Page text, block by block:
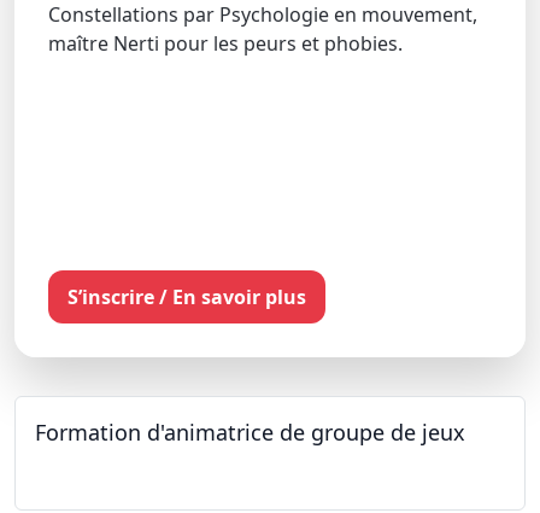
Constellations par Psychologie en mouvement,
maître Nerti pour les peurs et phobies.
S’inscrire / En savoir plus
Formation d'animatrice de groupe de jeux